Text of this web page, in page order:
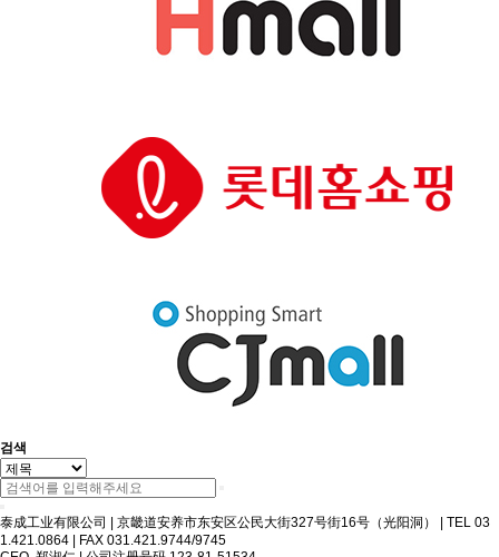
검색
泰成工业有限公司 京畿道安养市东安区公民大街327号街16号（光阳洞）
TEL 03
1.421.0864
FAX 031.421.9744/9745